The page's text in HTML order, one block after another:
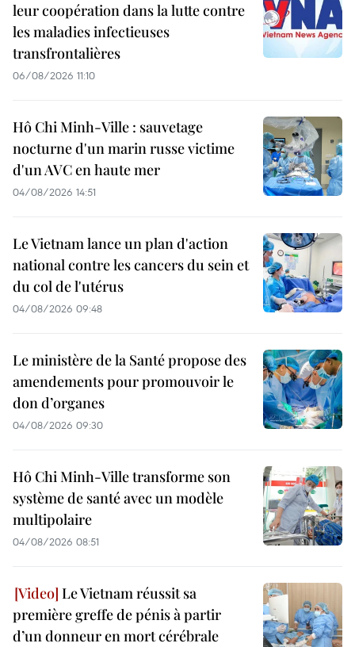
leur coopération dans la lutte contre
les maladies infectieuses
transfrontalières
06/08/2026 11:10
Hô Chi Minh-Ville : sauvetage
nocturne d'un marin russe victime
d'un AVC en haute mer
04/08/2026 14:51
Le Vietnam lance un plan d'action
national contre les cancers du sein et
du col de l'utérus
04/08/2026 09:48
Le ministère de la Santé propose des
amendements pour promouvoir le
don d’organes
04/08/2026 09:30
Hô Chi Minh-Ville transforme son
système de santé avec un modèle
multipolaire
04/08/2026 08:51
Le Vietnam réussit sa
première greffe de pénis à partir
d’un donneur en mort cérébrale